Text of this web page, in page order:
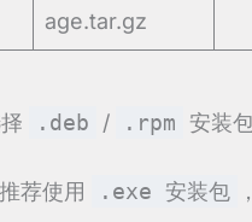
age.tar.gz
.deb / .rpm 安装
推荐使用 .exe 安装包